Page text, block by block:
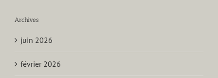
Archives
juin 2026
février 2026